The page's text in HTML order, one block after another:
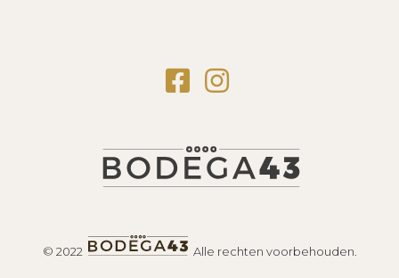
© 2022 Alle rechten voorbehouden.